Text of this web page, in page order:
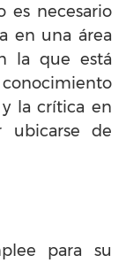
es necesario
en una área
la que está
la crítica en
ubicarse de
para su